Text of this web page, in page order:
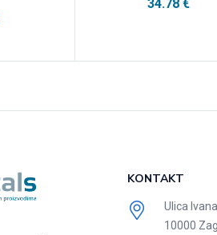
34.78 €
KONTAKT
Ulica
10000